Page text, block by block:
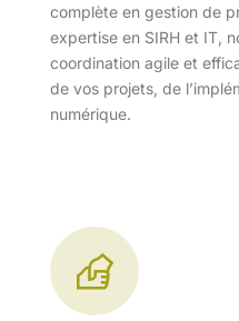
complète en gestion de
expertise en SIRH et IT,
coordination agile et
de vos projets, de
numérique.